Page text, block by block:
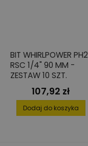
BIT WHIRLPOWER PH2
RSC 1/4" 90 MM -
ZESTAW 10 SZT.
Cena
107,92 zł
Dodaj do koszyka